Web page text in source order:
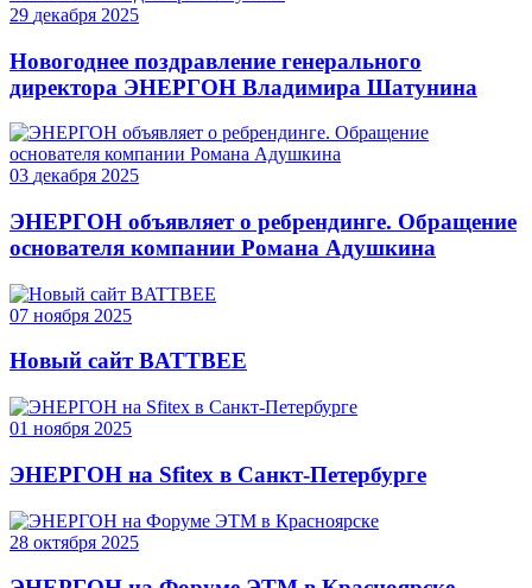
29 декабря 2025
Новогоднее поздравление генерального
директора ЭНЕРГОН Владимира Шатунина
03 декабря 2025
ЭНЕРГОН объявляет о ребрендинге. Обращение
основателя компании Романа Адушкина
07 ноября 2025
Новый сайт BATTBEE
01 ноября 2025
ЭНЕРГОН на Sfitex в Санкт-Петербурге
28 октября 2025